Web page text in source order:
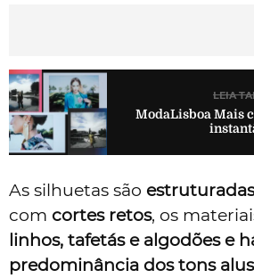
LEIA
ModaLisboa Mais
As silhuetas são estruturadas
com cortes retos, os
linhos, tafetás e algodões e
predominância dos tons